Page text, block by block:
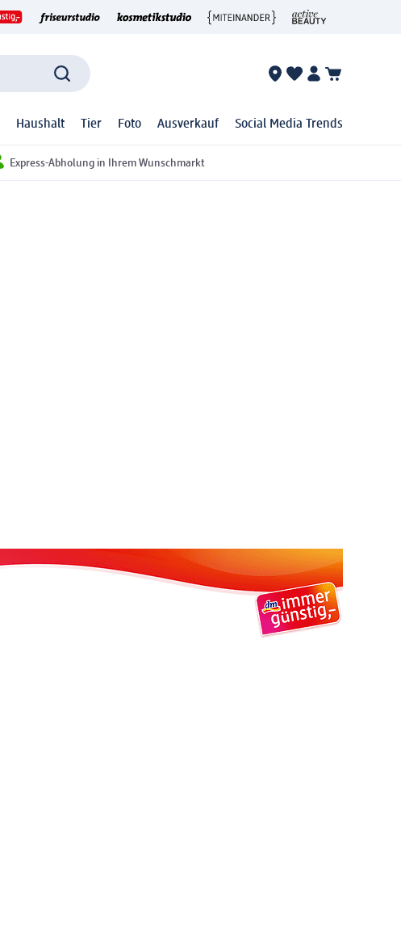
Haushalt Tier Foto Ausverkauf Social Media Trends
Express-Abholung in Ihrem Wunschmarkt